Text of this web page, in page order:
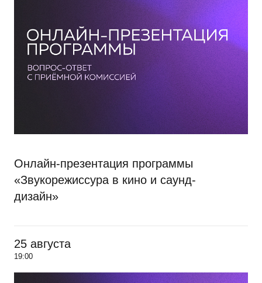
Онлайн-презентация программы
«Звукорежиссура в кино и саунд-
дизайн»
25 августа
19:00